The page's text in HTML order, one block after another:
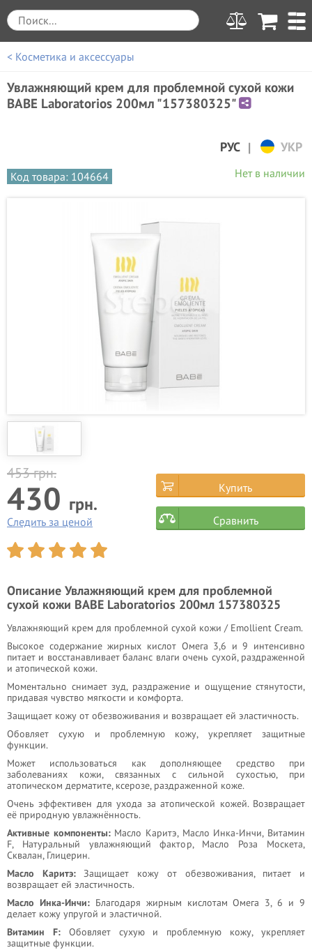
< Косметика и аксессуары
Увлажняющий крем для проблемной сухой кожи
BABE Laboratorios 200мл "157380325"
РУС | УКР
Код товара: 104664 Нет в наличии
453грн.
430 грн.
Следить за ценой
Купить
Сравнить
Описание Увлажняющий крем для проблемной
сухой кожи BABE Laboratorios 200мл 157380325
Увлажняющий крем для проблемной сухой кожи / Emollient Cream.
Высокое содержание жирных кислот Омега 3,6 и 9 интенсивно
питает и восстанавливает баланс влаги очень сухой, раздраженной
и атопической кожи.
Моментально снимает зуд, раздражение и ощущение стянутости,
придавая чувство мягкости и комфорта.
Защищает кожу от обезвоживания и возвращает ей эластичность.
Обовляет сухую и проблемную кожу, укрепляет защитные
функции.
Может использоваться как дополняющее средство при
заболеваниях кожи, связанных с сильной сухостью, при
атопическом дерматите, ксерозе, раздраженной коже.
Очень эффективен для ухода за атопической кожей. Возвращает
её природную увлажнённость.
Активные компоненты:Масло Каритэ, Масло Инка-Инчи, Витамин
F, Натуральный увлажняющий фактор, Масло Роза Москета,
Сквалан, Глицерин.
Масло Каритэ:Защищает кожу от обезвоживания, питает и
возвращает ей эластичность.
Масло Инка-Инчи:Благодаря жирным кислотам Омега 3, 6 и 9
делает кожу упругой и эластичной.
Витамин F:Обовляет сухую и проблемную кожу, укрепляет
защитные функции.